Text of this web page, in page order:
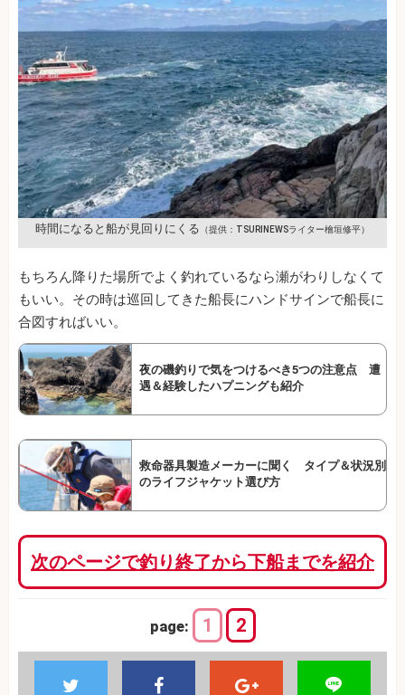
時間になると船が見回りにくる （提供：TSURINEWSライター檜垣修平）
もちろん降りた場所でよく釣れているなら瀬がわりしなくて
もいい。その時は巡回してきた船長にハンドサインで船長に
合図すればいい。
夜の磯釣りで気をつけるべき5つの注意点 遭
遇＆経験したハプニングも紹介
救命器具製造メーカーに聞く タイプ＆状況別
のライフジャケット選び方
次のページで釣り終了から下船までを紹介
page: 1 2